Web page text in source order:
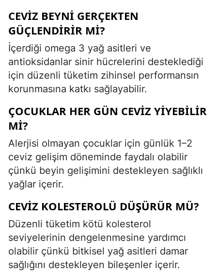
CEVIZ BEYNI GERÇEKTEN
GÜÇLENDIRIR MI?
İçerdiği omega 3 yağ asitleri ve
antioksidanlar sinir hücrelerini desteklediği
için düzenli tüketim zihinsel performansın
korunmasına katkı sağlayabilir.
ÇOCUKLAR HER GÜN CEVIZ YIYEBILIR
MI?
Alerjisi olmayan çocuklar için günlük 1–2
ceviz gelişim döneminde faydalı olabilir
çünkü beyin gelişimini destekleyen sağlıklı
yağlar içerir.
CEVIZ KOLESTEROLÜ DÜŞÜRÜR MÜ?
Düzenli tüketim kötü kolesterol
seviyelerinin dengelenmesine yardımcı
olabilir çünkü bitkisel yağ asitleri damar
sağlığını destekleyen bileşenler içerir.